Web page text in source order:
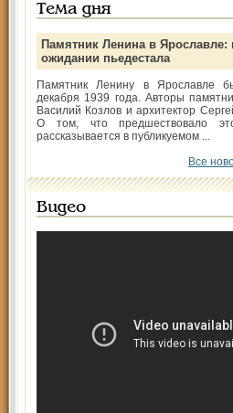
Тема дня
Памятник Ленина в Ярославле:
ожидании пьедестала
Памятник Ленину в Ярославле
декабря 1939 года. Авторы
Василий Козлов и архитектор
О том, что предшествовало
рассказывается в публикуемом ...
Все
Видео